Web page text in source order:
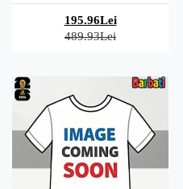
195.96Lei
489.93Lei